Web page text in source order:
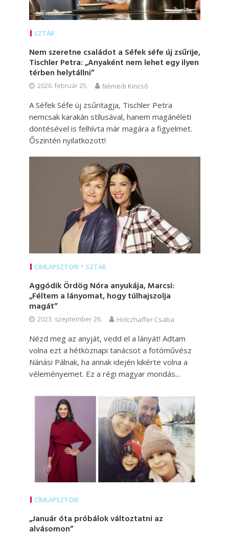
SZTÁR
Nem szeretne családot a Séfek séfe új zsűrije,
Tischler Petra: „Anyaként nem lehet egy ilyen
térben helytállni”
2026. február 25. Némedi Kincső
A Séfek Séfe új zsűritagja, Tischler Petra
nemcsak karakán stílusával, hanem magánéleti
döntésével is felhívta már magára a figyelmet.
Őszintén nyilatkozott!
CÍMLAPSZTORI • SZTÁR
Aggódik Ördög Nóra anyukája, Marcsi:
„Féltem a lányomat, hogy túlhajszolja
magát”
2023. szeptember 26. Holczhaffer Csaba
Nézd meg az anyját, vedd el a lányát! Adtam
volna ezt a hétköznapi tanácsot a fotóművész
Nánási Pálnak, ha annak idején kikérte volna a
véleményemet. Ez a régi magyar mondás...
CÍMLAPSZTORI
„Január óta próbálok változtatni az
alvásomon”